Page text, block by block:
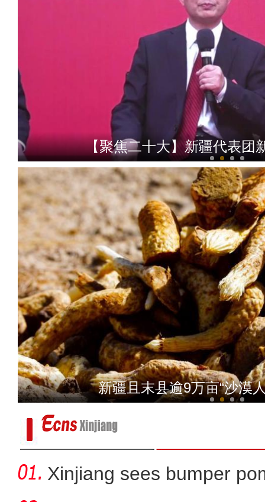
【聚焦二十大】新疆代表团
实拍新疆呼图壁小海子湿地
新疆且末县逾9万亩“沙漠
Xinjiang sees bumper